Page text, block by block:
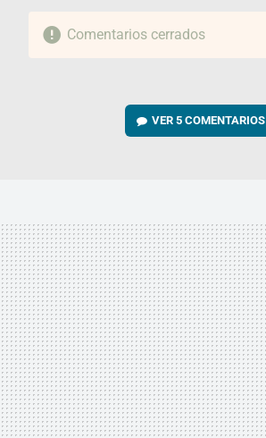
Comentarios cerrados
VER5 COMENTARIOS